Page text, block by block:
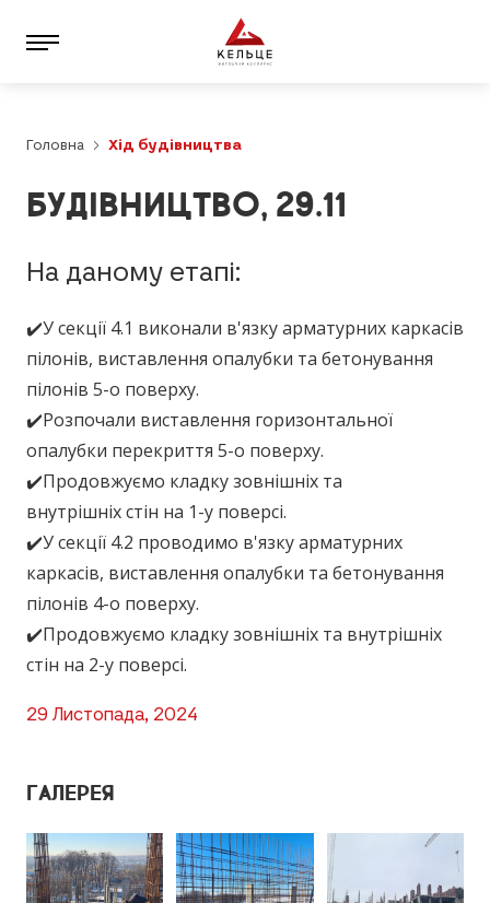
Головна Хід будівництва
БУДІВНИЦТВО, 29.11
На даному етапі:
✔️У секції 4.1 виконали в'язку арматурних каркасів
пілонів, виставлення опалубки та бетонування
пілонів 5-о поверху.
✔️Розпочали виставлення горизонтальної
опалубки перекриття 5-о поверху.
✔️Продовжуємо кладку зовнішніх та
внутрішніх стін на 1-у поверсі.
✔️У секції 4.2 проводимо в'язку арматурних
каркасів, виставлення опалубки та бетонування
пілонів 4-о поверху.
✔️Продовжуємо кладку зовнішніх та внутрішніх
стін на 2-у поверсі.
29 Листопада, 2024
ГАЛЕРЕЯ